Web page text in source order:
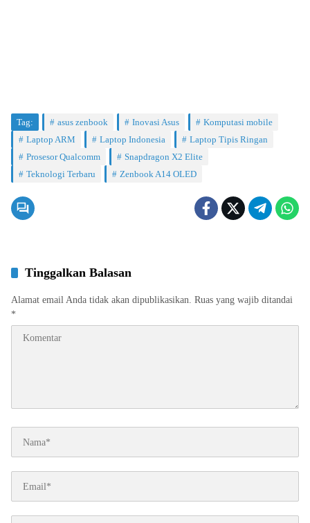
Tag: asus zenbook Inovasi Asus
Komputasi mobile
Laptop ARM
Laptop Indonesia
Laptop Tipis Ringan
Prosesor Qualcomm
Snapdragon X2 Elite
Teknologi Terbaru
Zenbook A14 OLED
Tinggalkan Balasan
Alamat email Anda tidak akan dipublikasikan. Ruas yang wajib ditandai
*